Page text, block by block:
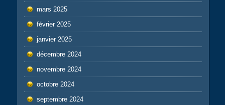
mars 2025
février 2025
janvier 2025
décembre 2024
novembre 2024
octobre 2024
septembre 2024